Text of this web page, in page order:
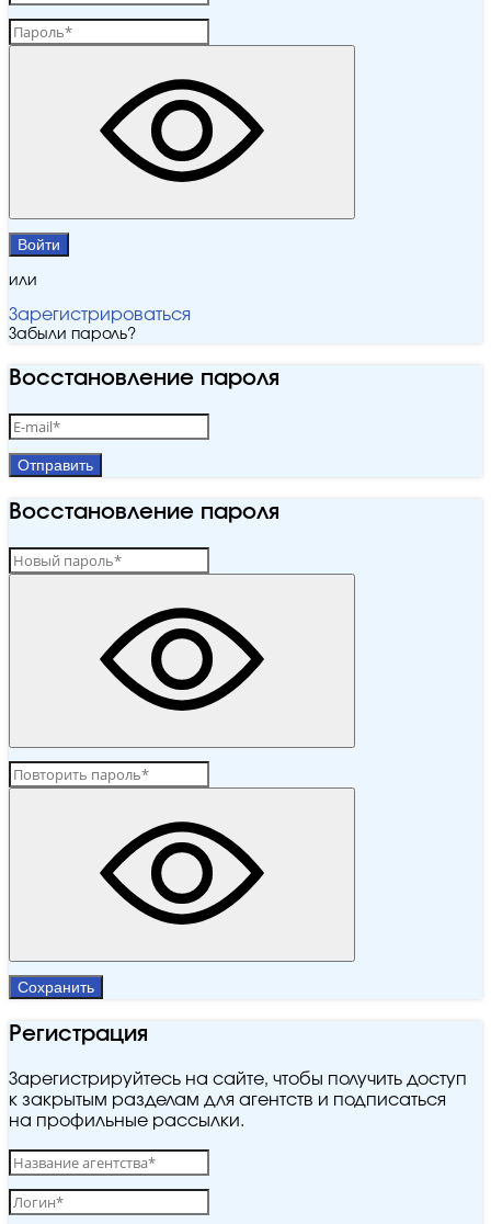
Войти
или
Зарегистрироваться
Забыли пароль?
Восстановление пароля
Отправить
Восстановление пароля
Сохранить
Регистрация
Зарегистрируйтесь на сайте, чтобы получить доступ
к закрытым разделам для агентств и подписаться
на профильные рассылки.